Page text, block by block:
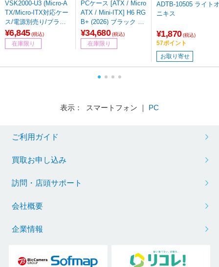
VSK2000-U3 (Micro-A
TX/Micro-ITX対応ケー
ス/電源別売り/ブラッ
ク)
¥6,845 (税込)
在庫限り
PCケース [ATX / Micro
ATX / Mini-ITX] H6 RG
B+ (2026) ブラック ブ
ラック CC-H62FB-P1
¥34,680 (税込)
在庫限り
ADTB-10505 ライトオ
ニキス
¥1,870 (税込)
57ポイント
お取り寄せ
表示： スマートフォン ｜ PC
ご利用ガイド
買取お申し込み
訪問・店頭サポート
会社概要
企業情報